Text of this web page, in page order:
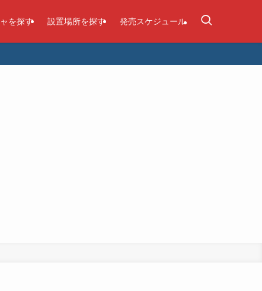
を探す 設置場所を探す 発売スケジュール